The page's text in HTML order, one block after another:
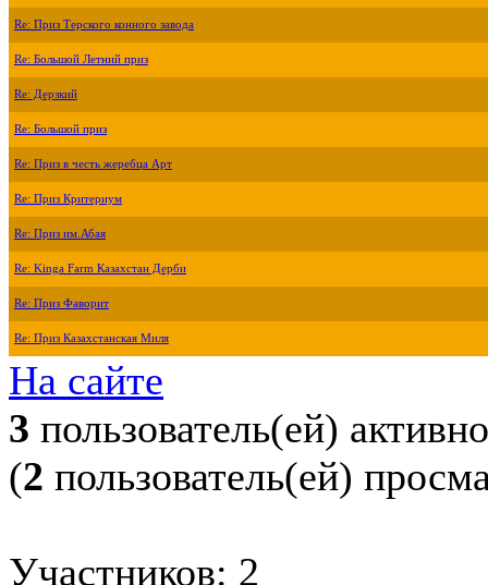
Re: Приз Терского конного завода
Re: Большой Летний приз
Re: Дерзкий
Re: Большой приз
Re: Приз в честь жеребца Арт
Re: Приз Критериум
Re: Приз им.Абая
Re: Kinga Farm Казахстан Дерби
Re: Приз Фаворит
Re: Приз Казахстанская Миля
На сайте
3 пользователь(ей) активно
(2 пользователь(ей)
Участников: 2